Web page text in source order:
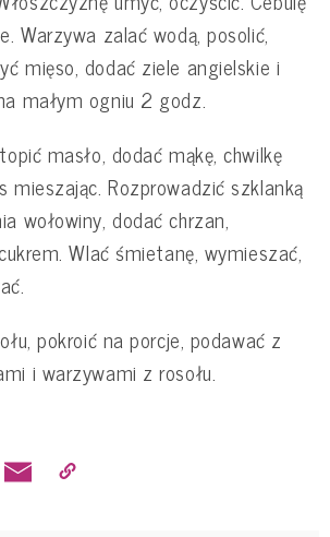
Warzywa zalać wodą, posolić,
mięso, dodać ziele angielskie i
małym ogniu 2 godz.
masło, dodać mąkę, chwilkę
mieszając. Rozprowadzić szklanką
wołowiny, dodać chrzan,
Wlać śmietanę, wymieszać,
pokroić na porcje, podawać z
i warzywami z rosołu.